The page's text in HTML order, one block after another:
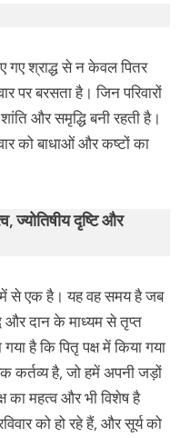
गए श्राद्ध से न केवल पितर
पर बरसता है। जिन परिवारों
और समृद्धि बनी रहती है।
को बाधाओं और कष्टों का
ज्योतिषीय दृष्टि और
में से एक है। यह वह समय है जब
और दान के माध्यम से तृप्त
है कि पितृ पक्ष में किया गया
कर्तव्य है, जो हमें अपनी जड़ों
का महत्व और भी विशेष है
को हो रहे हैं, और सूर्य को